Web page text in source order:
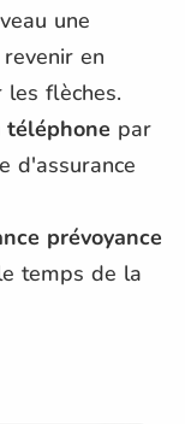
une
en
flèches.
téléphone par
d'assurance
prévoyance
temps de la